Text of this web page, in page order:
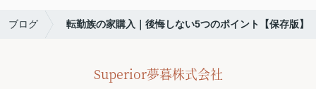
ブログ 転勤族の家購入｜後悔しない5つのポイント【保存版】
Superior夢暮株式会社